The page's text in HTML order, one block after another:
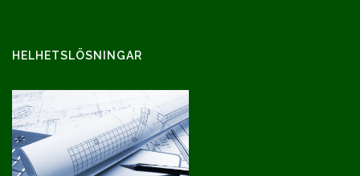
HELHETSLÖSNINGAR